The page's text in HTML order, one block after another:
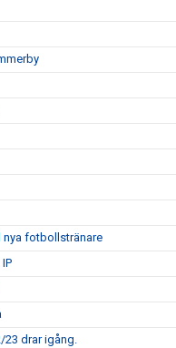
nya fotbollstränare
23 drar igång.